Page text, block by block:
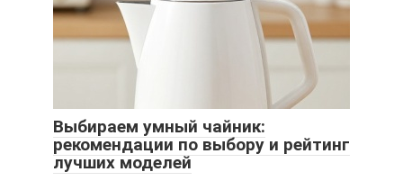
Выбираем умный чайник:
рекомендации по выбору и рейтинг
лучших моделей